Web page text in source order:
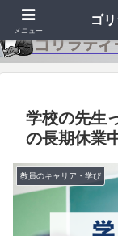
学校の先生
の長期休業
教員のキャリア・学び
メニュー
ゴ